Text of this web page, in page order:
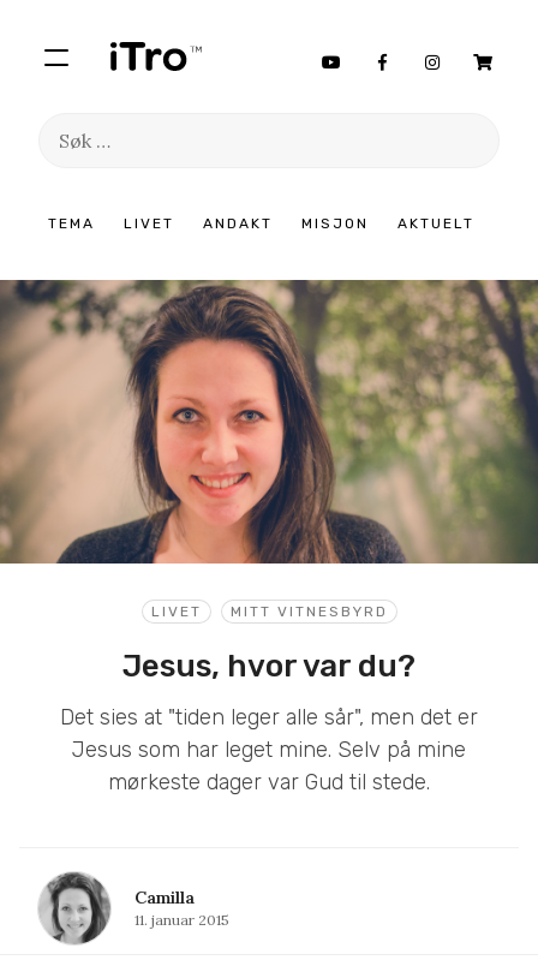
TEMA LIVET ANDAKT MISJON AKTUELT
Søk
innhold
LIVET MITT VITNESBYRD
Jesus, hvor var du?
Det sies at "tiden leger alle sår", men det er
Jesus som har leget mine. Selv på mine
mørkeste dager var Gud til stede.
Camilla
11. januar 2015